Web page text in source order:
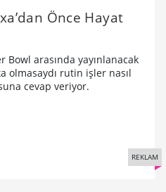
Önce Hayat
Bowl arasında yayınlanacak
olmasaydı rutin işler nasıl
cevap veriyor.
REKLAM